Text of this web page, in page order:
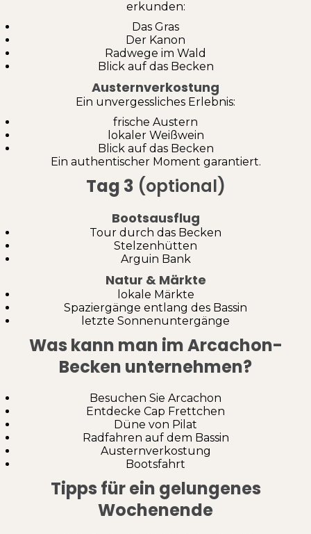
erkunden:
Das Gras
Der Kanon
Radwege im Wald
Blick auf das Becken
Austernverkostung
Ein unvergessliches Erlebnis:
frische Austern
lokaler Weißwein
Blick auf das Becken
Ein authentischer Moment garantiert.
Tag 3(optional)
Bootsausflug
Tour durch das Becken
Stelzenhütten
Arguin Bank
Natur & Märkte
lokale Märkte
Spaziergänge entlang des Bassin
letzte Sonnenuntergänge
Was kann man im Arcachon-
Becken unternehmen?
Besuchen Sie Arcachon
Entdecke Cap Frettchen
Düne von Pilat
Radfahren auf dem Bassin
Austernverkostung
Bootsfahrt
Tipps für ein gelungenes
Wochenende